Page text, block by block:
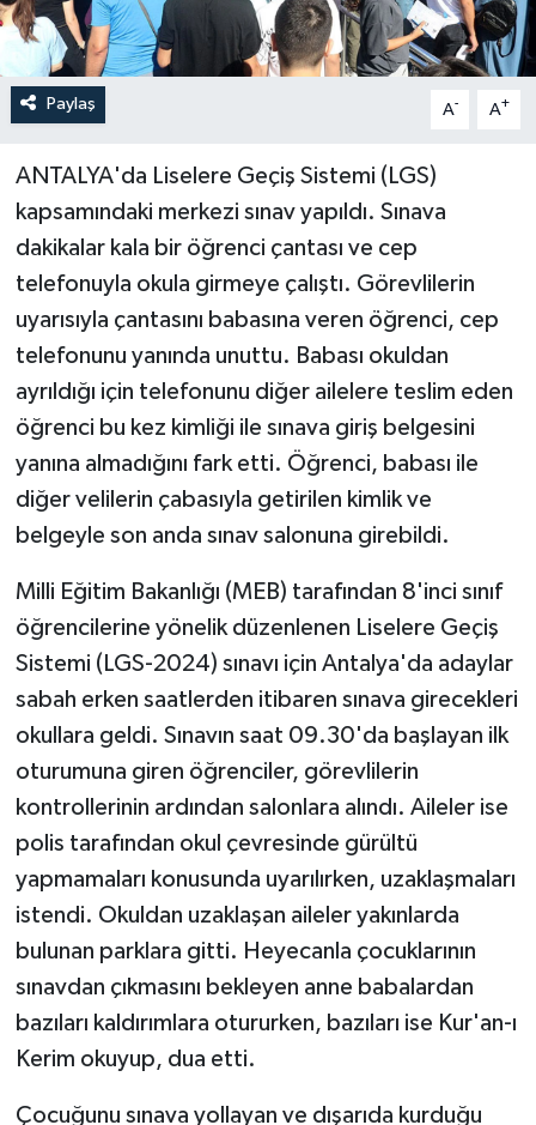
Paylaş A- A+
ANTALYA'da Liselere Geçiş Sistemi (LGS)
kapsamındaki merkezi sınav yapıldı. Sınava
dakikalar kala bir öğrenci çantası ve cep
telefonuyla okula girmeye çalıştı. Görevlilerin
uyarısıyla çantasını babasına veren öğrenci, cep
telefonunu yanında unuttu. Babası okuldan
ayrıldığı için telefonunu diğer ailelere teslim eden
öğrenci bu kez kimliği ile sınava giriş belgesini
yanına almadığını fark etti. Öğrenci, babası ile
diğer velilerin çabasıyla getirilen kimlik ve
belgeyle son anda sınav salonuna girebildi.
Milli Eğitim Bakanlığı (MEB) tarafından 8'inci sınıf
öğrencilerine yönelik düzenlenen Liselere Geçiş
Sistemi (LGS-2024) sınavı için Antalya'da adaylar
sabah erken saatlerden itibaren sınava girecekleri
okullara geldi. Sınavın saat 09.30'da başlayan ilk
oturumuna giren öğrenciler, görevlilerin
kontrollerinin ardından salonlara alındı. Aileler ise
polis tarafından okul çevresinde gürültü
yapmamaları konusunda uyarılırken, uzaklaşmaları
istendi. Okuldan uzaklaşan aileler yakınlarda
bulunan parklara gitti. Heyecanla çocuklarının
sınavdan çıkmasını bekleyen anne babalardan
bazıları kaldırımlara otururken, bazıları ise Kur'an-ı
Kerim okuyup, dua etti.
Çocuğunu sınava yollayan ve dışarıda kurduğu